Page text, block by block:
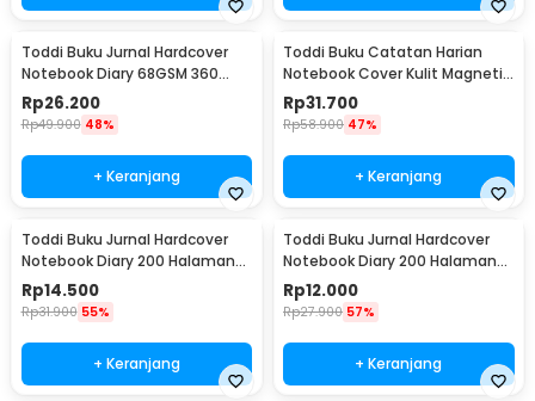
Toddi Buku Jurnal Hardcover
Notebook Diary 68GSM 360
Halaman Lined - CW-05
Rp26.200
Rp49.900 48%
+ Keranjang
Toddi Buku Catatan Harian
Notebook Cover Kulit Magnetic
Buckle - CW-04
Rp31.700
Rp58.900 47%
+ Keranjang
Toddi Buku Jurnal Hardcover
Notebook Diary 200 Halaman
Lined A6 - CW-38
Rp14.500
Rp31.900 55%
+ Keranjang
Toddi Buku Jurnal Hardcover
Notebook Diary 200 Halaman
Lined A7 - CW-38
Rp12.000
Rp27.900 57%
+ Keranjang